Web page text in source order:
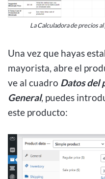
La Calculadora de precios
Una vez que hayas
mayorista, abre el
ve al cuadro Datos del
General, puedes
este producto: